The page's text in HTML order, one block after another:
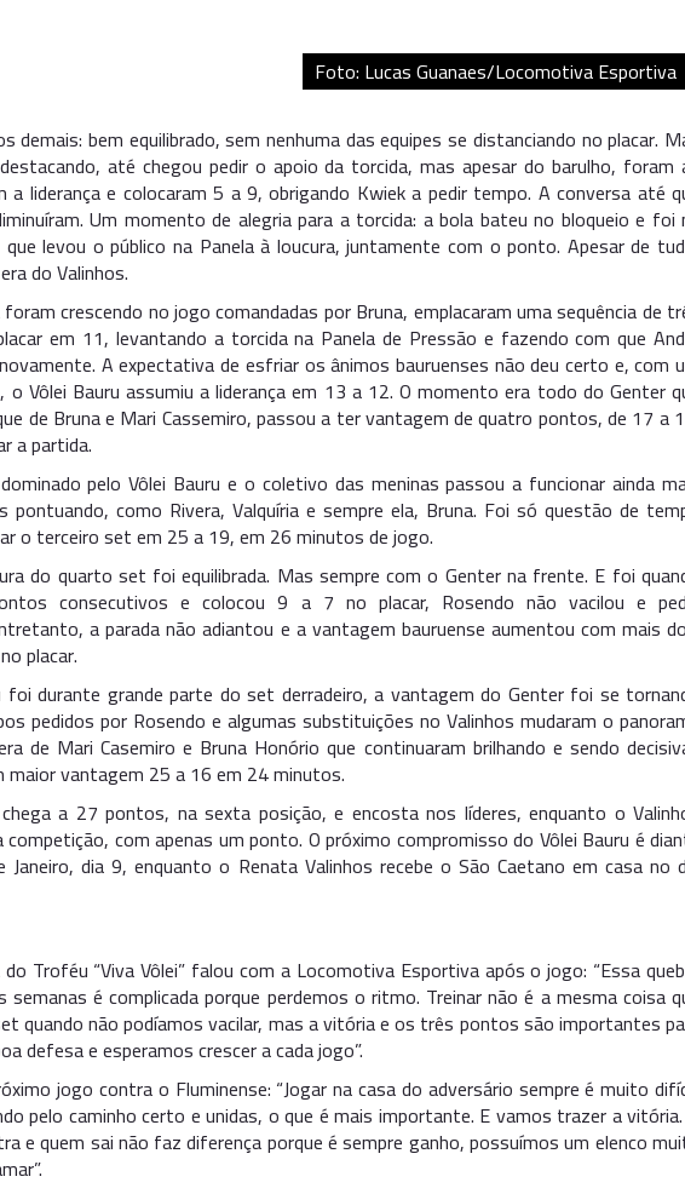
Foto: Lucas Guanaes/Locomotiva Esportiva
bem equilibrado, sem nenhuma das equipes se distanciando no placar.
até chegou pedir o apoio da torcida, mas apesar do barulho, foram
liderança e colocaram 5 a 9, obrigando Kwiek a pedir tempo. A conversa até
Um momento de alegria para a torcida: a bola bateu no bloqueio e foi
levou o público na Panela à loucura, juntamente com o ponto. Apesar de
do Valinhos.
crescendo no jogo comandadas por Bruna, emplacaram uma sequência de
em 11, levantando a torcida na Panela de Pressão e fazendo com que
A expectativa de esfriar os ânimos bauruenses não deu certo e, com
o Vôlei Bauru assumiu a liderança em 13 a 12. O momento era todo do Genter
de Bruna e Mari Cassemiro, passou a ter vantagem de quatro pontos, de 17 a
a partida.
pelo Vôlei Bauru e o coletivo das meninas passou a funcionar ainda
pontuando, como Rivera, Valquíria e sempre ela, Bruna. Foi só questão de
o terceiro set em 25 a 19, em 26 minutos de jogo.
do quarto set foi equilibrada. Mas sempre com o Genter na frente. E foi
consecutivos e colocou 9 a 7 no placar, Rosendo não vacilou e
a parada não adiantou e a vantagem bauruense aumentou com mais
placar.
foi durante grande parte do set derradeiro, a vantagem do Genter foi se
pedidos por Rosendo e algumas substituições no Valinhos mudaram o
de Mari Casemiro e Bruna Honório que continuaram brilhando e sendo
vantagem 25 a 16 em 24 minutos.
a 27 pontos, na sexta posição, e encosta nos líderes, enquanto o
competição, com apenas um ponto. O próximo compromisso do Vôlei Bauru é
Janeiro, dia 9, enquanto o Renata Valinhos recebe o São Caetano em casa no
Troféu “Viva Vôlei” falou com a Locomotiva Esportiva após o jogo: “Essa
é complicada porque perdemos o ritmo. Treinar não é a mesma coisa
quando não podíamos vacilar, mas a vitória e os três pontos são importantes
defesa e esperamos crescer a cada jogo”.
jogo contra o Fluminense: “Jogar na casa do adversário sempre é muito
pelo caminho certo e unidas, o que é mais importante. E vamos trazer a
e quem sai não faz diferença porque é sempre ganho, possuímos um elenco